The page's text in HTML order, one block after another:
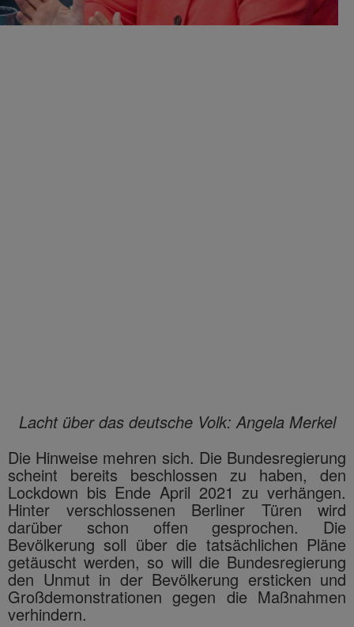
Lacht über das deutsche Volk: Angela Merkel
Die Hinweise mehren sich. Die Bundesregierung
scheint bereits beschlossen zu haben, den
Lockdown bis Ende April 2021 zu verhängen.
Hinter verschlossenen Berliner Türen wird
darüber schon offen gesprochen. Die
Bevölkerung soll über die tatsächlichen Pläne
getäuscht werden, so will die Bundesregierung
den Unmut in der Bevölkerung ersticken und
Großdemonstrationen gegen die Maßnahmen
verhindern.